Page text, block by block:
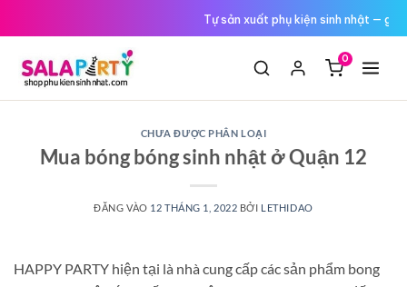
nội
dung
Đổi trả miễn phí nếu hàng lỗi
0
CHƯA ĐƯỢC PHÂN LOẠI
Mua bóng bóng sinh nhật ở Quận 12
ĐĂNG VÀO 12 THÁNG 1, 2022 BỞI LETHIDAO
HAPPY PARTY hiện tại là nhà cung cấp các sản phẩm bong